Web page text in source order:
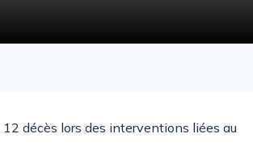
décès lors des interventions liées au